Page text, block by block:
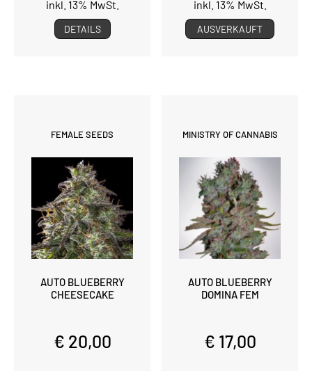
inkl. 13% MwSt.
DETAILS
inkl. 13% MwSt.
AUSVERKAUFT
FEMALE SEEDS
AUTO BLUEBERRY
CHEESECAKE
€ 20,00
MINISTRY OF CANNABIS
AUTO BLUEBERRY
DOMINA FEM
€ 17,00